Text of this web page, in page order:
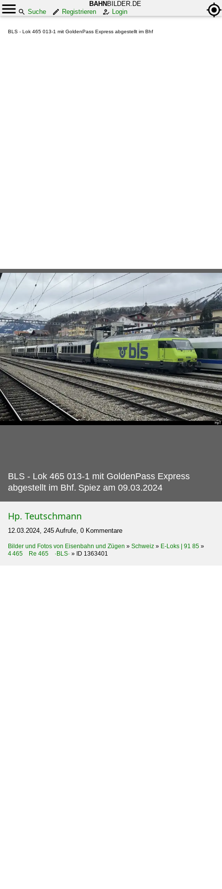
BAHN BILDER.DE
Suche
Registrieren Login
BLS - Lok 465 013-1 mit GoldenPass Express abgestellt im Bhf
BLS - Lok 465 013-1 mit GoldenPass Express
abgestellt im Bhf. Spiez am 09.03.2024
Hp. Teutschmann
12.03.2024, 245 Aufrufe, 0 Kommentare
Bilder und Fotos von Eisenbahn und Zügen » Schweiz » E-Loks | 91 85 »
4 465 Re 465 ·BLS· » ID 1363401